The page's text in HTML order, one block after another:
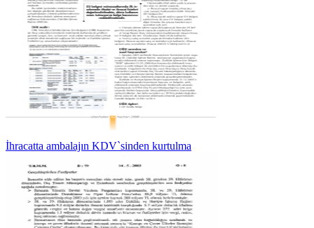
İhracatta ambalajın KDV`sinden kurtulma